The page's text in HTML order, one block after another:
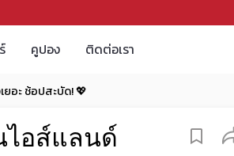
คูปอง ติดต่อเรา
ยอะ ช้อปสะบัด! 💖
ไอส์แลนด์